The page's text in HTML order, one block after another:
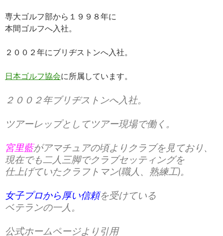
専大ゴルフ部から１９９８年に
本間ゴルフへ入社。
２００２年にブリヂストンへ入社。
日本ゴルフ協会に所属しています。
２００２年ブリヂストンへ入社。
ツアーレップとしてツアー現場で働く。
宮里藍がアマチュアの頃よりクラブを見ており、
現在でも二人三脚でクラブセッティングを
仕上げていたクラフトマン(職人、熟練工)。
女子プロから厚い信頼を受けている
ベテランの一人。
公式ホームページより引用